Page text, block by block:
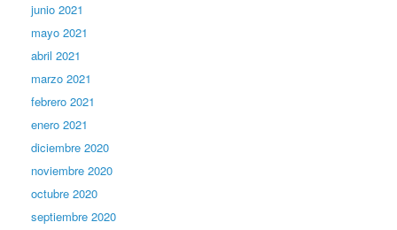
junio 2021
mayo 2021
abril 2021
marzo 2021
febrero 2021
enero 2021
diciembre 2020
noviembre 2020
octubre 2020
septiembre 2020